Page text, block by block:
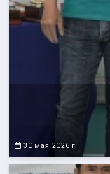
30 мая 2026 г.